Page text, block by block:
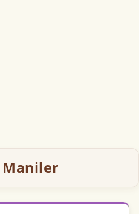
Maniler